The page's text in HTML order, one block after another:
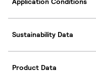
Sustainability Data
Product Data